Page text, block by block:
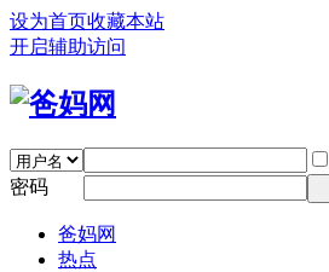
设为首页收藏本站
开启辅助访问
密码
爸妈网
热点